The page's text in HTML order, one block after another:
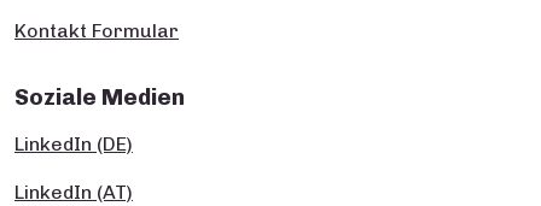
Kontakt Formular
Soziale Medien
LinkedIn (DE)
LinkedIn (AT)